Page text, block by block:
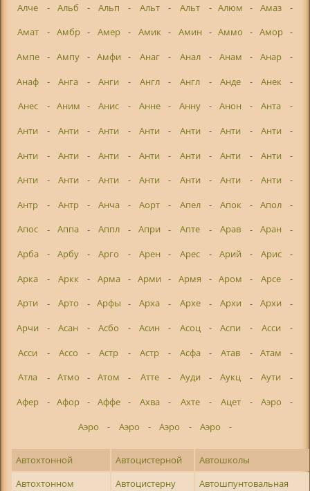
Алче
- Альб - Альп - Альт - Альт - Алюм - Амаз
-
Амат
- Амбр - Амер - Амик - Амин - Аммо - Амор -
Ампе
- Ампу - Амфи - Анаг - Анал - Анам - Анар
-
Анаф
- Анга - Анги - Англ - Англ - Анде - Анек
-
Анес
- Аним - Анис - Анне - Анну - Анон - Анта
-
Анти
- Анти - Анти - Анти - Анти - Анти - Анти
-
Анти
- Анти - Анти - Анти - Анти - Анти - Анти
-
Анти
- Анти - Анти - Анти - Анти - Анти - Анти
-
Антр
- Антр - Анча - Аорт - Апел - Апок - Апол
-
Апос
- Аппа - Аппл - Апри - Апте - Арав - Аран
-
Арба
- Арбу - Арго - Арен - Арес - Арий - Арис
-
Арка
- Аркк - Арма - Арми - Армя - Аром - Арсе
-
Арти
- Арто - Арфы - Арха - Архе - Архи - Архи
-
Арчи
- Асан - Асбо - Асин - Асоц - Аспи - Асси
-
Асси
- Ассо - Астр - Астр - Асфа - Атав - Атам
-
Атла
- Атмо - Атом - Атте - Ауди - Аукц - Аути
-
Афер
- Афор - Аффе - Ахва - Ахте - Ацет - Аэро
-
Аэро
- Аэро - Аэро - Аэро -
Автохтонной Автоцистерной
Автошколы
Автохтонном
Автоцистерну
Автошпунтовальная